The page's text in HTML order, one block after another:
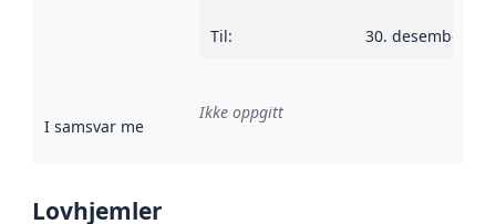
Til: 30. desember
I samsvar med Referanse til en implementasjonsregel
Ikke oppgitt
Lovhjemler